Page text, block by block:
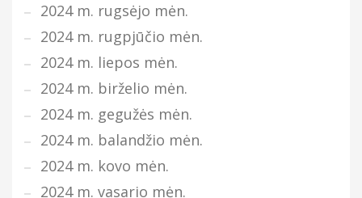
2024 m. rugsėjo mėn.
2024 m. rugpjūčio mėn.
2024 m. liepos mėn.
2024 m. birželio mėn.
2024 m. gegužės mėn.
2024 m. balandžio mėn.
2024 m. kovo mėn.
2024 m. vasario mėn.